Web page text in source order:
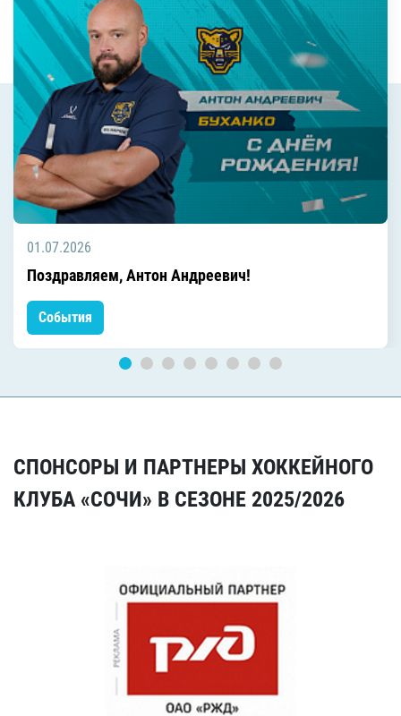
01.07.2026
Поздравляем, Антон Андреевич!
События
СПОНСОРЫ И ПАРТНЕРЫ ХОККЕЙНОГО
КЛУБА «СОЧИ» В СЕЗОНЕ 2025/2026